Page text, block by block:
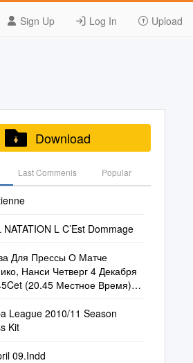
Sign Up Log In Upload
Download
Last Commenis Popular
NATATION L C’Est Dommage
Для Прессы О Матче
Нанси Четверг 4 Декабря
(20.45 Местное Время)
League 2010/11 Season
Kit
09.Indd